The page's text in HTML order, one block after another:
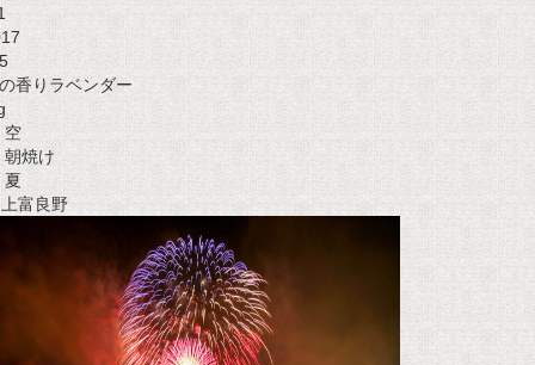
5
香りラベンダー
空
朝焼け
夏
富良野